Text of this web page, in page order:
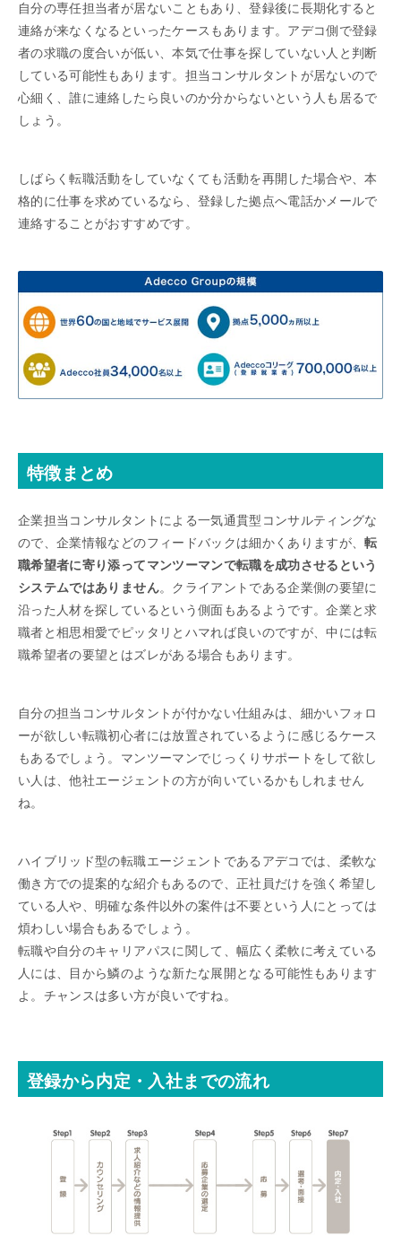
自分の専任担当者が居ないこともあり、登録後に長期化すると
連絡が来なくなるといったケースもあります。アデコ側で登録
者の求職の度合いが低い、本気で仕事を探していない人と判断
している可能性もあります。担当コンサルタントが居ないので
心細く、誰に連絡したら良いのか分からないという人も居るで
しょう。
しばらく転職活動をしていなくても活動を再開した場合や、本
格的に仕事を求めているなら、登録した拠点へ電話かメールで
連絡することがおすすめです。
特徴まとめ
企業担当コンサルタントによる一気通貫型コンサルティングな
ので、企業情報などのフィードバックは細かくありますが、転
職希望者に寄り添ってマンツーマンで転職を成功させるという
システムではありません。クライアントである企業側の要望に
沿った人材を探しているという側面もあるようです。企業と求
職者と相思相愛でピッタリとハマれば良いのですが、中には転
職希望者の要望とはズレがある場合もあります。
自分の担当コンサルタントが付かない仕組みは、細かいフォロ
ーが欲しい転職初心者には放置されているように感じるケース
もあるでしょう。マンツーマンでじっくりサポートをして欲し
い人は、他社エージェントの方が向いているかもしれません
ね。
ハイブリッド型の転職エージェントであるアデコでは、柔軟な
働き方での提案的な紹介もあるので、正社員だけを強く希望し
ている人や、明確な条件以外の案件は不要という人にとっては
煩わしい場合もあるでしょう。
転職や自分のキャリアパスに関して、幅広く柔軟に考えている
人には、目から鱗のような新たな展開となる可能性もあります
よ。チャンスは多い方が良いですね。
登録から内定・入社までの流れ